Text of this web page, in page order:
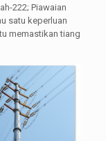
222; Piawaian
satu keperluan
memastikan tiang